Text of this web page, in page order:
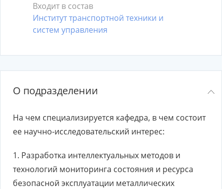
Входит в состав
Институт транспортной техники и
систем управления
О подразделении
На чем специализируется кафедра, в чем состоит
ее научно-исследовательский интерес:
1. Разработка интеллектуальных методов и
технологий мониторинга состояния и ресурса
безопасной эксплуатации металлических